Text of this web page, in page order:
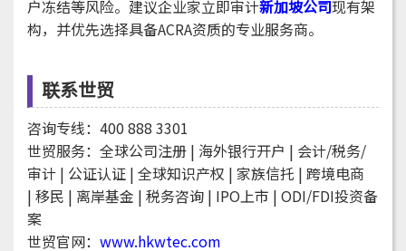
户冻结等风险。建议企业家立即审计新加坡公司现有架
构，并优先选择具备ACRA资质的专业服务商。
联系世贸
咨询专线：400 888 3301
世贸服务：全球公司注册 | 海外银行开户 | 会计/税务/
审计 | 公证认证 | 全球知识产权 | 家族信托 | 跨境电商
| 移民 | 离岸基金 | 税务咨询 | IPO上市 | ODI/FDI投资备
案
世贸官网： www.hkwtec.com